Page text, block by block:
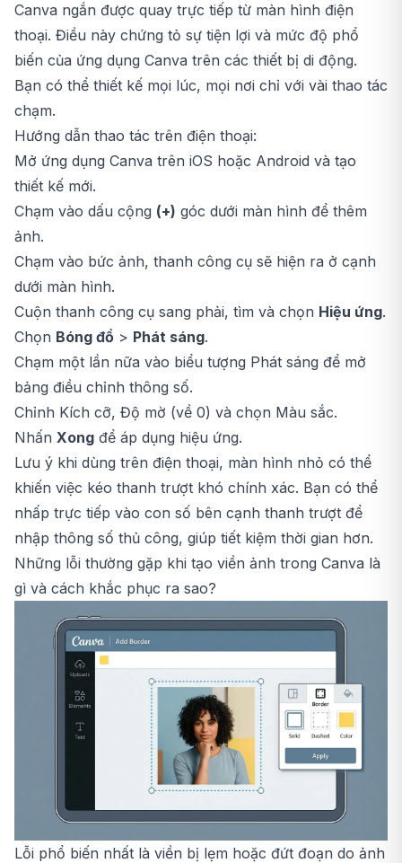
Canva ngắn được quay trực tiếp từ màn hình điện
thoại. Điều này chứng tỏ sự tiện lợi và mức độ phổ
biến của ứng dụng Canva trên các thiết bị di động.
Bạn có thể thiết kế mọi lúc, mọi nơi chỉ với vài thao tác
chạm.
Hướng dẫn thao tác trên điện thoại:
Mở ứng dụng Canva trên iOS hoặc Android và tạo
thiết kế mới.
Chạm vào dấu cộng (+) góc dưới màn hình để thêm
ảnh.
Chạm vào bức ảnh, thanh công cụ sẽ hiện ra ở cạnh
dưới màn hình.
Cuộn thanh công cụ sang phải, tìm và chọn Hiệu ứng.
Chọn Bóng đổ > Phát sáng.
Chạm một lần nữa vào biểu tượng Phát sáng để mở
bảng điều chỉnh thông số.
Chỉnh Kích cỡ, Độ mờ (về 0) và chọn Màu sắc.
Nhấn Xong để áp dụng hiệu ứng.
Lưu ý khi dùng trên điện thoại, màn hình nhỏ có thể
khiến việc kéo thanh trượt khó chính xác. Bạn có thể
nhấp trực tiếp vào con số bên cạnh thanh trượt để
nhập thông số thủ công, giúp tiết kiệm thời gian hơn.
Những lỗi thường gặp khi tạo viền ảnh trong Canva là
gì và cách khắc phục ra sao?
Lỗi phổ biến nhất là viền bị lẹm hoặc đứt đoạn do ảnh